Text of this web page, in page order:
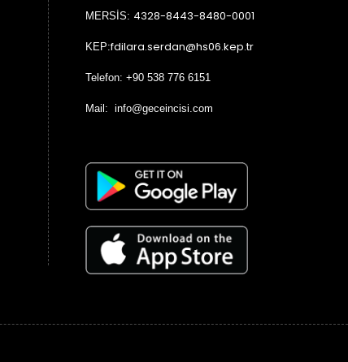
MERSİS: 4328-8443-8480-0001
KEP:fdilara.serdan@hs06.kep.tr
Telefon: +90 538 776 6151
Mail: info@geceincisi.com